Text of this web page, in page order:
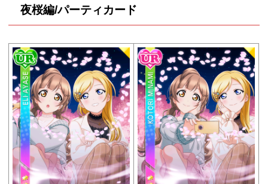
夜桜編/パーティカード